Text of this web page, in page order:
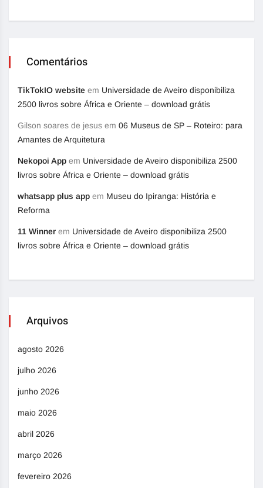
Comentários
TikTokIO website em Universidade de Aveiro disponibiliza
2500 livros sobre África e Oriente – download grátis
Gilson soares de jesus em 06 Museus de SP – Roteiro: para
Amantes de Arquitetura
Nekopoi App em Universidade de Aveiro disponibiliza 2500
livros sobre África e Oriente – download grátis
whatsapp plus app em Museu do Ipiranga: História e
Reforma
11 Winner em Universidade de Aveiro disponibiliza 2500
livros sobre África e Oriente – download grátis
Arquivos
agosto 2026
julho 2026
junho 2026
maio 2026
abril 2026
março 2026
fevereiro 2026